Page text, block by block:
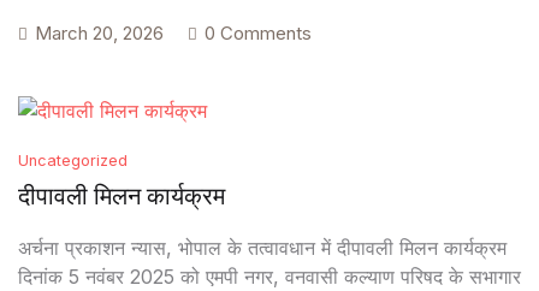
March 20, 2026 0 Comments
Uncategorized
दीपावली मिलन कार्यक्रम
अर्चना प्रकाशन न्यास, भोपाल के तत्वावधान में दीपावली मिलन कार्यक्रम
दिनांक 5 नवंबर 2025 को एमपी नगर, वनवासी कल्याण परिषद के सभागार